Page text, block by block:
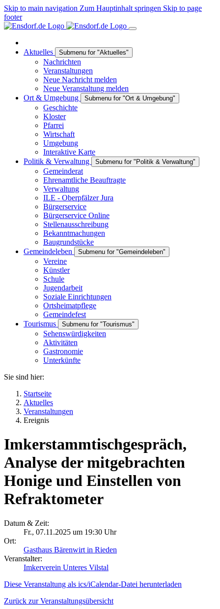
Skip to main navigation Zum Hauptinhalt springen Skip to page
footer
Aktuelles Submenu for "Aktuelles"
Nachrichten
Veranstaltungen
Neue Nachricht melden
Neue Veranstaltung melden
Ort & Umgebung
Submenu for "Ort & Umgebung"
Geschichte
Kloster
Pfarrei
Wirtschaft
Umgebung
Interaktive Karte
Politik & Verwaltung
Submenu for "Politik & Verwaltung"
Gemeinderat
Ehrenamtliche Beauftragte
Verwaltung
ILE - Oberpfälzer Jura
Bürgerservice
Bürgerservice Online
Stellenausschreibung
Bekanntmachungen
Baugrundstücke
Gemeindeleben
Submenu for "Gemeindeleben"
Vereine
Künstler
Schule
Jugendarbeit
Soziale Einrichtungen
Ortsheimatpflege
Gemeindefest
Tourismus
Submenu for "Tourismus"
Sehenswürdigkeiten
Aktivitäten
Gastronomie
Unterkünfte
Sie sind hier:
Startseite
Aktuelles
Veranstaltungen
Ereignis
Imkerstammtischgespräch,
Analyse der mitgebrachten
Honige und Einstellen von
Refraktometer
Datum & Zeit:
Fr., 07.11.2025 um 19:30 Uhr
Ort:
Gasthaus Bärenwirt in Rieden
Veranstalter:
Imkerverein Unteres Vilstal
Diese Veranstaltung als ics/iCalendar-Datei herunterladen
Zurück zur Veranstaltungsübersicht